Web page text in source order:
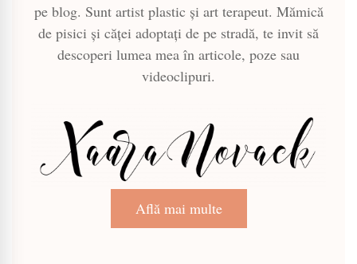
pe blog. Sunt artist plastic și art terapeut. Mămică
de pisici și căței adoptați de pe stradă, te invit să
descoperi lumea mea în articole, poze sau
videoclipuri.
Află mai multe